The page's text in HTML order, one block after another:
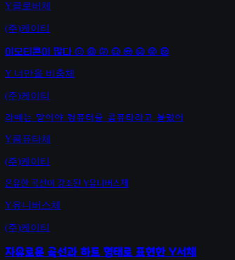
Y클로버체
(주)케이티
이모티콘이 많다 왂 왃 왅 왆 왇 왉 왊 왋
Y 너만을 비춤체
(주)케이티
라떼는 말이야 컴퓨터를 콤퓨타라고 불렀어
Y콤퓨타체
(주)케이티
온유한 곡선이 강조된 Y유니버스체
Y유니버스체
(주)케이티
자유로운 곡선과 하트 형태로 표현한 Y서체